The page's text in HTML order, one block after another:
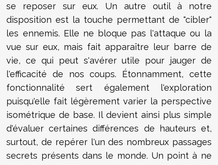
se reposer sur eux. Un autre outil à notre
disposition est la touche permettant de "cibler"
les ennemis. Elle ne bloque pas l'attaque ou la
vue sur eux, mais fait apparaître leur barre de
vie, ce qui peut s'avérer utile pour jauger de
l'efficacité de nos coups. Étonnamment, cette
fonctionnalité sert également l'exploration
puisqu'elle fait légèrement varier la perspective
isométrique de base. Il devient ainsi plus simple
d'évaluer certaines différences de hauteurs et,
surtout, de repérer l'un des nombreux passages
secrets présents dans le monde. Un point à ne